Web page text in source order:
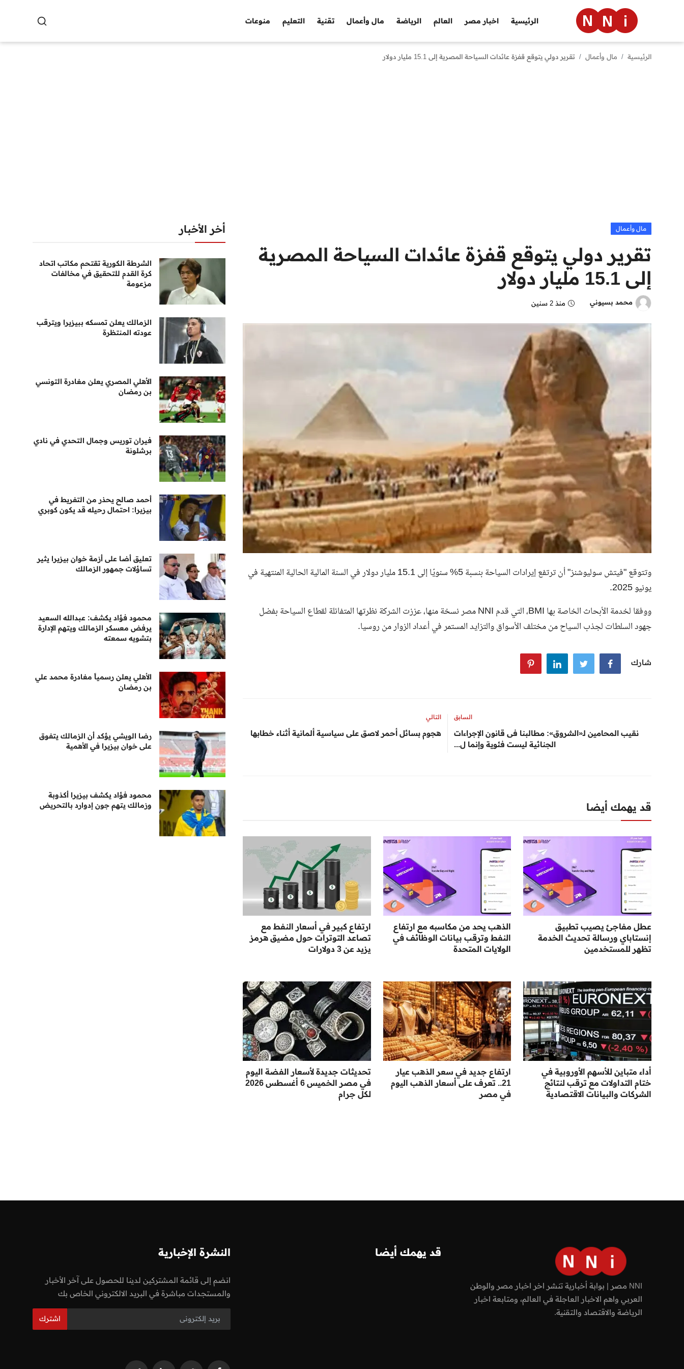
الرئيسية اخبار مصر العالم الرياضة مال وأعمال تقنية التعليم منوعات
منوعات
الرئيسية مال وأعمال تقرير دولي يتوقع قفزة عائدات السياحة المصرية إلى 15.1 مليار دولار
مال وأعمال
تقرير دولي يتوقع قفزة عائدات السياحة المصرية
إلى 15.1 مليار دولار
محمد بسيوني منذ 2 سنين
وتتوقع "فيتش سوليوشنز" أن ترتفع إيرادات السياحة بنسبة 5% سنويًا إلى 15.1 مليار دولار في السنة المالية الحالية المنتهية في
يونيو 2025.
ووفقا لخدمة الأبحاث الخاصة بها BMI، التي قدم NNI مصر نسخة منها، عززت الشركة نظرتها المتفائلة لقطاع السياحة بفضل
جهود السلطات لجذب السياح من مختلف الأسواق والتزايد المستمر في أعداد الزوار من روسيا.
شارك
السابق
نقيب المحامين لـ«الشروق»: مطالبنا فى قانون الإجراءات
الجنائية ليست فئوية وإنما ل...
التالي
هجوم بسائل أحمر لاصق على سياسية ألمانية أثناء خطابها
قد يهمك أيضا
عطل مفاجئ يصيب تطبيق
إنستاباي ورسالة تحديث الخدمة
تظهر للمستخدمين
الذهب يحد من مكاسبه مع ارتفاع
النفط وترقب بيانات الوظائف في
الولايات المتحدة
ارتفاع كبير في أسعار النفط مع
تصاعد التوترات حول مضيق هرمز
يزيد عن 3 دولارات
أداء متباين للأسهم الأوروبية في
ختام التداولات مع ترقب لنتائج
الشركات والبيانات الاقتصادية
ارتفاع جديد في سعر الذهب عيار
21.. تعرف على أسعار الذهب اليوم
في مصر
تحديثات جديدة لأسعار الفضة اليوم
في مصر الخميس 6 أغسطس 2026
لكل جرام
أخر الأخبار
الشرطة الكورية تقتحم مكاتب اتحاد
كرة القدم للتحقيق في مخالفات
مزعومة
الزمالك يعلن تمسكه ببيزيرا ويترقب
عودته المنتظرة
الأهلي المصري يعلن مغادرة التونسي
بن رمضان
فيران توريس وجمال التحدي في نادي
برشلونة
أحمد صالح يحذر من التفريط في
بيزيرا: احتمال رحيله قد يكون كوبري
تعليق أضا على أزمة خوان بيزيرا يثير
تساؤلات جمهور الزمالك
محمود فؤاد يكشف: عبدالله السعيد
يرفض معسكر الزمالك ويتهم الإدارة
بتشويه سمعته
الأهلي يعلن رسمياً مغادرة محمد علي
بن رمضان
رضا الويشي يؤكد أن الزمالك يتفوق
على خوان بيزيرا في الأهمية
محمود فؤاد يكشف بيزيرا أكذوبة
وزمالك يتهم جون إدوارد بالتحريض
NNI مصر | بوابة أخبارية تنشر اخر اخبار مصر والوطن
العربي واهم الاخبار العاجلة في العالم، ومتابعة اخبار
الرياضة والاقتصاد والتقنية.
قد يهمك أيضا النشرة الإخبارية
انضم إلى قائمة المشتركين لدينا للحصول على آخر الأخبار
والمستجدات مباشرة في البريد الالكتروني الخاص بك
اشترك